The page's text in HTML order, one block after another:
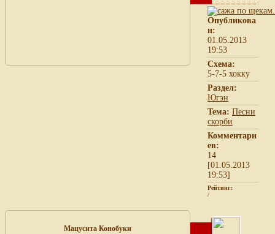
Опубликова
н:
01.05.2013
19:53
Схема:
5-7-5 хокку
Раздел:
Югэн
Тема: Песни
скорби
Комментари
ев:
14
[01.05.2013
19:53]
Рейтинг:
/
Мацусита Конобуки